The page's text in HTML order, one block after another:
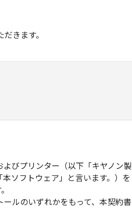
きます。
びプリンター（以下「キヤノン製
ソフトウェア」と言います。）を
ルのいずれかをもって、本契約書